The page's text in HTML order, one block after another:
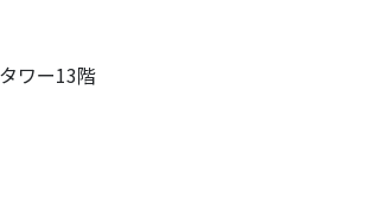
ワー13階